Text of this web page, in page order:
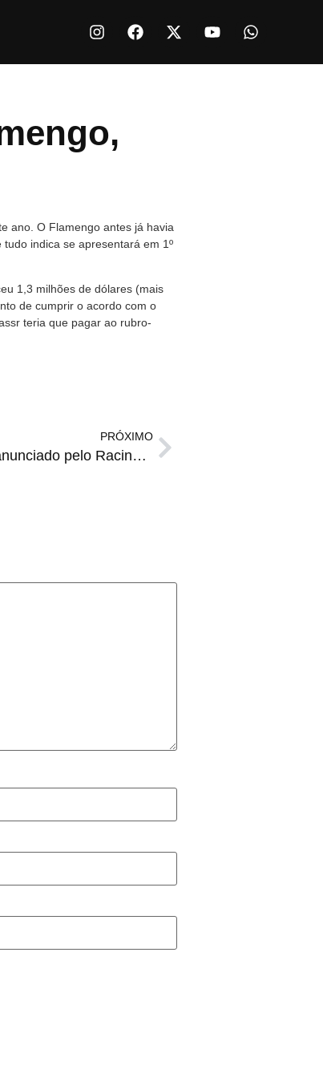
ano. O Flamengo antes já havia
indica se apresentará em 1º
1,3 milhões de dólares (mais
de cumprir o acordo com o
teria que pagar ao rubro-
PRÓXIMO
NOVA CASA | Paolo Guerrero é anunciado pelo Racing, da Argentina